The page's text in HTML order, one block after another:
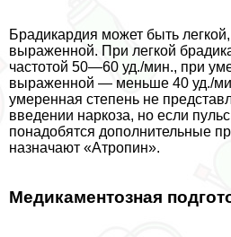
Брадикардия может быть
выраженной. При легкой
частотой 50—60 уд./мин., при
выраженной — меньше 40 уд./
умеренная степень не
введении наркоза, но если
понадобятся дополнительные
назначают «Атропин».
Медикаментозная